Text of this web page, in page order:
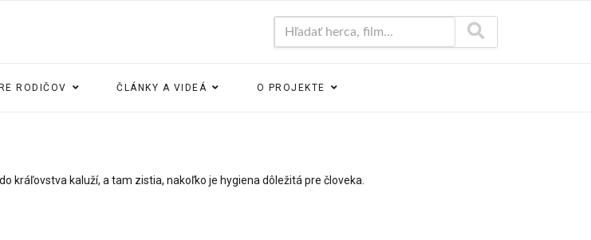
RODIČOV ČLÁNKY A VIDEÁ O PROJEKTE
kráľovstva kaluží, a tam zistia, nakoľko je hygiena dôležitá pre človeka.